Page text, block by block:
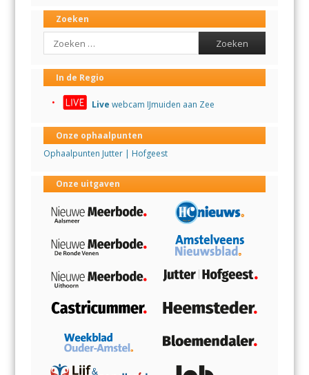
Zoeken
Search
In de Regio
Live webcam IJmuiden aan Zee
Onze ophaalpunten
Ophaalpunten Jutter | Hofgeest
Onze uitgaven